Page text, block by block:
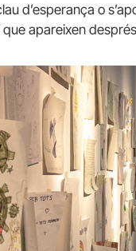
d’esperança o
apareixen